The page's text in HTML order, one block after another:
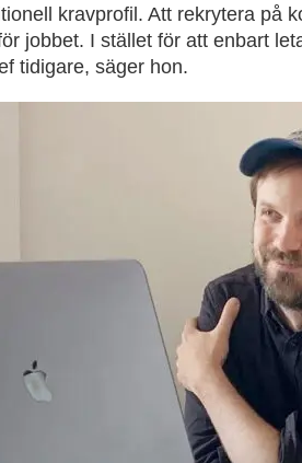
kravprofil. Att rekrytera på
jobbet. I stället för att enbart
tidigare, säger hon.